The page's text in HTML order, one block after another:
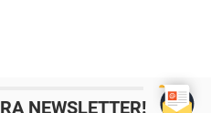
NEWSLETTER!